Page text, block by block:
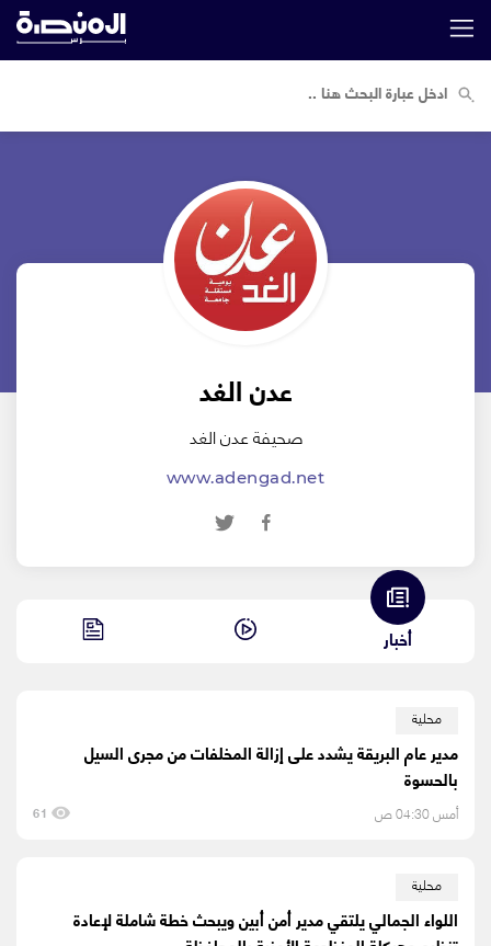
عدن الغد
صحيفة عدن الغد
www.adengad.net
أخبار
محلية
مدير عام البريقة يشدد على إزالة المخلفات من مجرى السيل
بالحسوة
أمس 04:30 ص 61
محلية
اللواء الجمالي يلتقي مدير أمن أبين ويبحث خطة شاملة لإعادة